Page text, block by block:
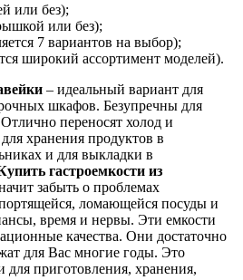
или без);
или без);
7 вариантов на выбор);
широкий ассортимент моделей).
– идеальный вариант для
шкафов. Безупречны для
переносят холод и
хранения продуктов в
и для выкладки в
гастроемкости из
забыть о проблемах
ломающейся посуды и
время и нервы. Эти емкости
качества. Они достаточно
для Вас многие годы. Это
приготовления, хранения,